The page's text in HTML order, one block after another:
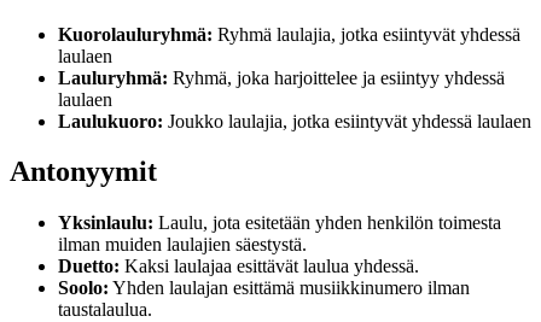
Kuorolauluryhmä: Ryhmä laulajia, jotka esiintyvät yhdessä
laulaen
Lauluryhmä: Ryhmä, joka harjoittelee ja esiintyy yhdessä
laulaen
Laulukuoro: Joukko laulajia, jotka esiintyvät yhdessä laulaen
Antonyymit
Yksinlaulu: Laulu, jota esitetään yhden henkilön toimesta
ilman muiden laulajien säestystä.
Duetto: Kaksi laulajaa esittävät laulua yhdessä.
Soolo: Yhden laulajan esittämä musiikkinumero ilman
taustalaulua.